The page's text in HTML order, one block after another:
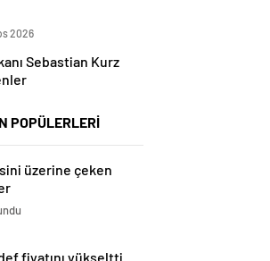
2026
Sebastian Kurz
POPÜLERLERİ
üzerine çeken
fiyatını yükseltti